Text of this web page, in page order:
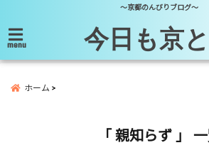
～京都のんびりブログ～
menu 今日も京
ホーム
「 親知らず 」